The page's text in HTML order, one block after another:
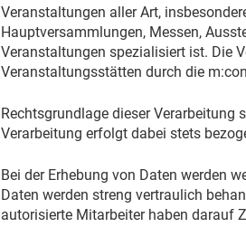
Veranstaltungen aller Art,
Hauptversammlungen, Messen,
Veranstaltungen spezialisiert ist. Die
Veranstaltungsstätten durch die
Rechtsgrundlage dieser Verarbeitung
Verarbeitung erfolgt dabei stets
Bei der Erhebung von Daten werden
Daten werden streng vertraulich
autorisierte Mitarbeiter haben darauf